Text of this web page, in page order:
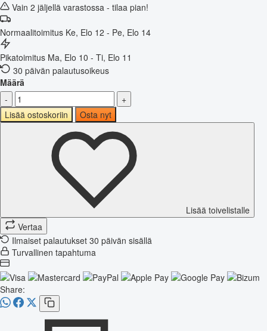
Vain 2 jäljellä varastossa - tilaa pian!
Normaalitoimitus Ke, Elo 12 - Pe, Elo 14
Pikatoimitus Ma, Elo 10 - Ti, Elo 11
30 päivän palautusoikeus
Määrä
-
+
Lisää ostoskoriin
Osta nyt
Lisää toivelistalle
Vertaa
Ilmaiset palautukset 30 päivän sisällä
Turvallinen tapahtuma
Share: